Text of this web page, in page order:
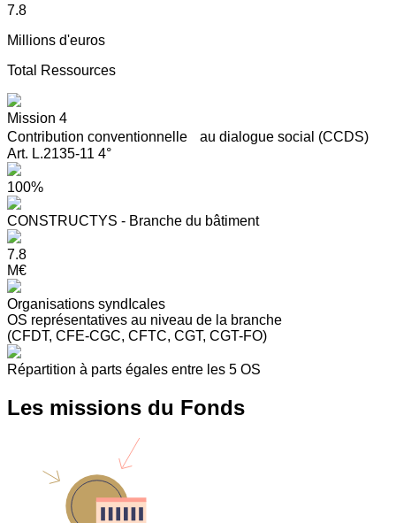
7.8
Millions d'euros
Total Ressources
Mission 4
Contribution conventionnelle au dialogue social (CCDS)
Art. L.2135-11 4°
100%
CONSTRUCTYS - Branche du bâtiment
7.8
M€
Organisations syndIcales
OS représentatives au niveau de la branche
(CFDT, CFE-CGC, CFTC, CGT, CGT-FO)
Répartition à parts égales entre les 5 OS
Les missions du Fonds